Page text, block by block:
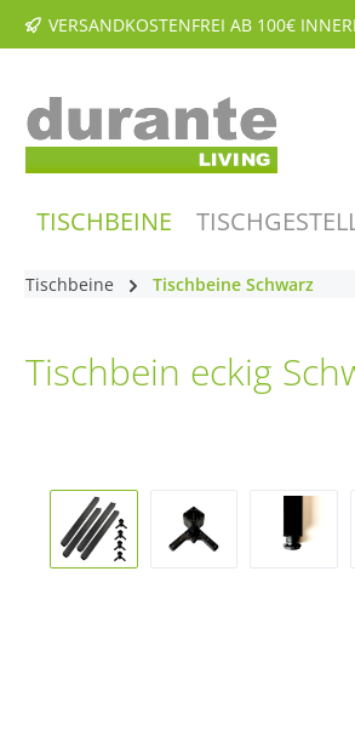
Hauptinhalt springen
Zur Suche springen
Zur Hauptnavigation springen
VERSANDKOSTENFREI AB 100€
TISCHBEINE
Tischbeine Tischbeine Schwarz
Tischbein eckig
Bildergalerie überspringen